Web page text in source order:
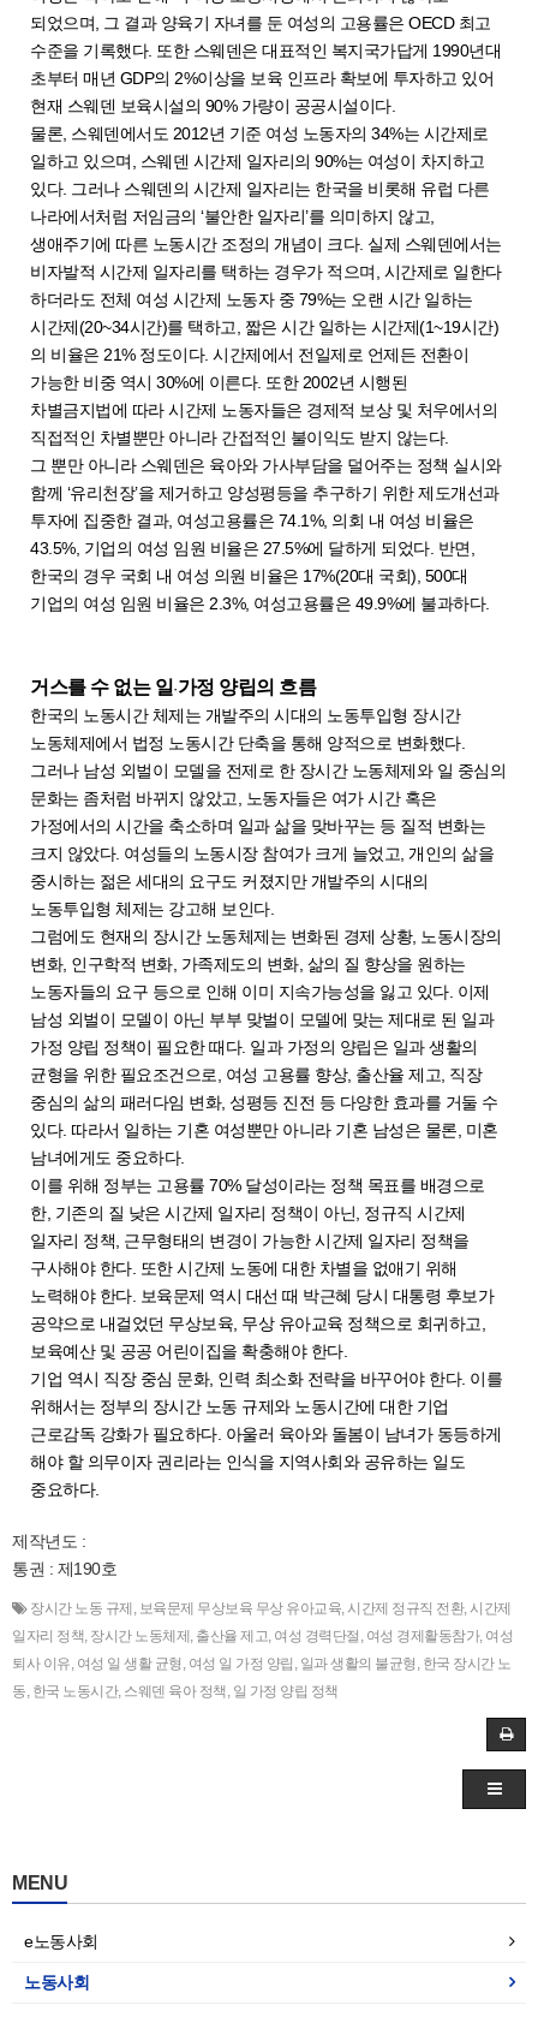
되었으며, 그 결과 양육기 자녀를 둔 여성의 고용률은 OECD 최고
수준을 기록했다. 또한 스웨덴은 대표적인 복지국가답게 1990년대
초부터 매년 GDP의 2%이상을 보육 인프라 확보에 투자하고 있어
현재 스웨덴 보육시설의 90% 가량이 공공시설이다.
물론, 스웨덴에서도 2012년 기준 여성 노동자의 34%는 시간제로
일하고 있으며, 스웨덴 시간제 일자리의 90%는 여성이 차지하고
있다. 그러나 스웨덴의 시간제 일자리는 한국을 비롯해 유럽 다른
나라에서처럼 저임금의 ‘불안한 일자리’를 의미하지 않고,
생애주기에 따른 노동시간 조정의 개념이 크다. 실제 스웨덴에서는
비자발적 시간제 일자리를 택하는 경우가 적으며, 시간제로 일한다
하더라도 전체 여성 시간제 노동자 중 79%는 오랜 시간 일하는
시간제(20~34시간)를 택하고, 짧은 시간 일하는 시간제(1~19시간)
의 비율은 21% 정도이다. 시간제에서 전일제로 언제든 전환이
가능한 비중 역시 30%에 이른다. 또한 2002년 시행된
차별금지법에 따라 시간제 노동자들은 경제적 보상 및 처우에서의
직접적인 차별뿐만 아니라 간접적인 불이익도 받지 않는다.
그 뿐만 아니라 스웨덴은 육아와 가사부담을 덜어주는 정책 실시와
함께 ‘유리천장’을 제거하고 양성평등을 추구하기 위한 제도개선과
투자에 집중한 결과, 여성고용률은 74.1%, 의회 내 여성 비율은
43.5%, 기업의 여성 임원 비율은 27.5%에 달하게 되었다. 반면,
한국의 경우 국회 내 여성 의원 비율은 17%(20대 국회), 500대
기업의 여성 임원 비율은 2.3%, 여성고용률은 49.9%에 불과하다.
거스를 수 없는 일 ·가정 양립의 흐름
한국의 노동시간 체제는 개발주의 시대의 노동투입형 장시간
노동체제에서 법정 노동시간 단축을 통해 양적으로 변화했다.
그러나 남성 외벌이 모델을 전제로 한 장시간 노동체제와 일 중심의
문화는 좀처럼 바뀌지 않았고, 노동자들은 여가 시간 혹은
가정에서의 시간을 축소하며 일과 삶을 맞바꾸는 등 질적 변화는
크지 않았다. 여성들의 노동시장 참여가 크게 늘었고, 개인의 삶을
중시하는 젊은 세대의 요구도 커졌지만 개발주의 시대의
노동투입형 체제는 강고해 보인다.
그럼에도 현재의 장시간 노동체제는 변화된 경제 상황, 노동시장의
변화, 인구학적 변화, 가족제도의 변화, 삶의 질 향상을 원하는
노동자들의 요구 등으로 인해 이미 지속가능성을 잃고 있다. 이제
남성 외벌이 모델이 아닌 부부 맞벌이 모델에 맞는 제대로 된 일과
가정 양립 정책이 필요한 때다. 일과 가정의 양립은 일과 생활의
균형을 위한 필요조건으로, 여성 고용률 향상, 출산율 제고, 직장
중심의 삶의 패러다임 변화, 성평등 진전 등 다양한 효과를 거둘 수
있다. 따라서 일하는 기혼 여성뿐만 아니라 기혼 남성은 물론, 미혼
남녀에게도 중요하다.
이를 위해 정부는 고용률 70% 달성이라는 정책 목표를 배경으로
한, 기존의 질 낮은 시간제 일자리 정책이 아닌, 정규직 시간제
일자리 정책, 근무형태의 변경이 가능한 시간제 일자리 정책을
구사해야 한다. 또한 시간제 노동에 대한 차별을 없애기 위해
노력해야 한다. 보육문제 역시 대선 때 박근혜 당시 대통령 후보가
공약으로 내걸었던 무상보육, 무상 유아교육 정책으로 회귀하고,
보육예산 및 공공 어린이집을 확충해야 한다.
기업 역시 직장 중심 문화, 인력 최소화 전략을 바꾸어야 한다. 이를
위해서는 정부의 장시간 노동 규제와 노동시간에 대한 기업
근로감독 강화가 필요하다. 아울러 육아와 돌봄이 남녀가 동등하게
해야 할 의무이자 권리라는 인식을 지역사회와 공유하는 일도
중요하다.
제작년도 :
통권 : 제190호
장시간 노동 규제 , 보육문제 무상보육 무상 유아교육, 시간제 정규직 전환, 시간제
일자리 정책, 장시간 노동체제 , 출산율 제고, 여성 경력단절 , 여성 경제활동참가, 여성
퇴사 이유, 여성 일 생활 균형 , 여성 일 가정 양립 , 일과 생활의 불균형 , 한국 장시간 노
동, 한국 노동시간, 스웨덴 육아 정책 , 일 가정 양립 정책
MENU
e노동사회
노동사회